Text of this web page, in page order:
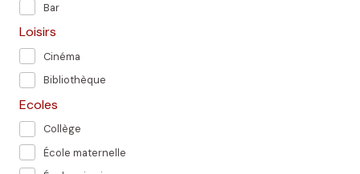
Bar
Loisirs
Cinéma
Bibliothèque
Ecoles
Collège
École maternelle